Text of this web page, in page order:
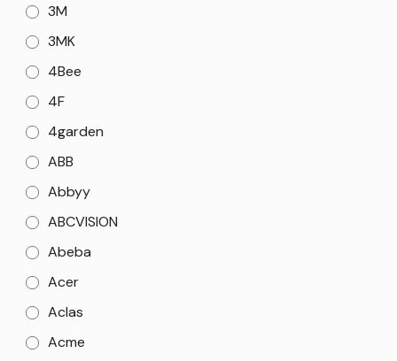
3M
3MK
4Bee
4F
4garden
ABB
Abbyy
ABCVISION
Abeba
Acer
Aclas
Acme